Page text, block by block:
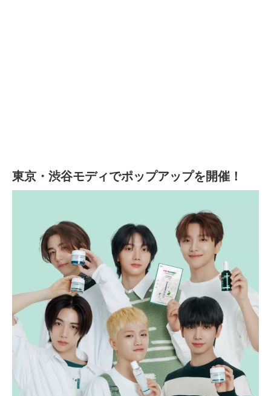
東京・渋谷モディでポップアップを開催！